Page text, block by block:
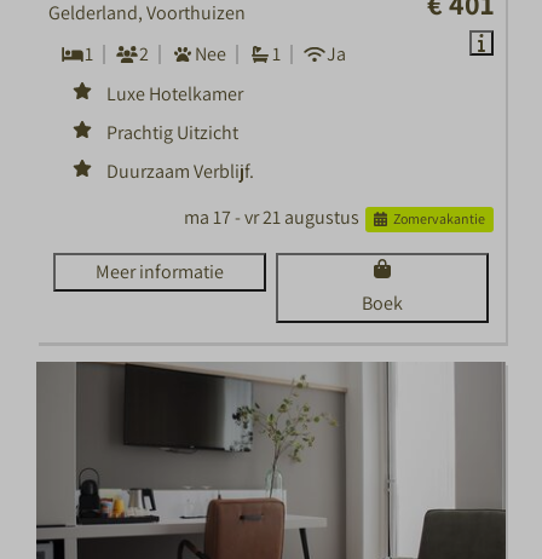
Gelderland, Voorthuizen
1
2 Nee 1
Ja
Luxe Hotelkamer
Prachtig Uitzicht
Duurzaam Verblijf.
ma 17 - vr 21 augustus
Zomervakantie
Meer informatie
Boek